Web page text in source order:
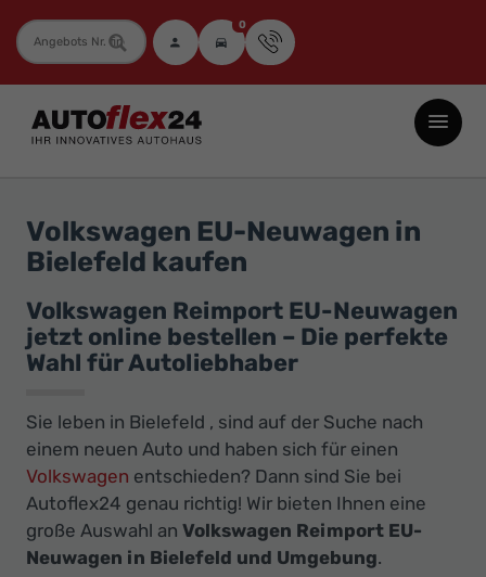
Fahrzeugnummer 0
Autoflex24
GmbH
Neuwagen
Jahreswagen
und
Gebrauchtwagen
zu
Preisen
-
Ihr
Innovatives
Autohaus
Volkswagen EU-Neuwagen in
Bielefeld kaufen
Volkswagen Reimport EU-Neuwagen
jetzt online bestellen – Die perfekte
Wahl für Autoliebhaber
Sie leben in Bielefeld , sind auf der Suche nach
einem neuen Auto und haben sich für einen
Volkswagen entschieden? Dann sind Sie bei
Autoflex24 genau richtig! Wir bieten Ihnen eine
große Auswahl an Volkswagen Reimport EU-
Neuwagen in Bielefeld und Umgebung.